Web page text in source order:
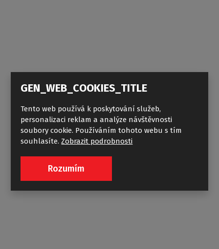
HAWAII-
AKRILNE tuš kade
GEN_WEB_COOKIES_TITLE
Tento web používá k poskytování služeb,
personalizaci reklam a analýze návštěvnosti
soubory cookie. Používáním tohoto webu s tím
souhlasíte.Zobrazit podrobnosti
Rozumím